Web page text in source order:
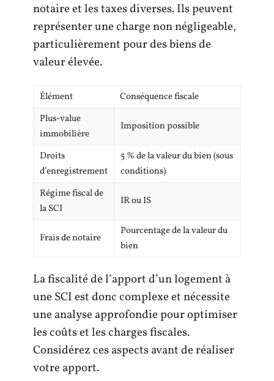
notaire et les taxes diverses. Ils peuvent
représenter une charge non négligeable,
particulièrement pour des biens de
valeur élevée.
Élément
Conséquence fiscale
Plus-value
immobilière
Imposition possible
Droits
d’enregistrement
5 % de la valeur du bien (sous
conditions)
Régime fiscal de
la SCI
IR ou IS
Frais de notaire
Pourcentage de la valeur du
bien
La fiscalité de l’apport d’un logement à
une SCI est donc complexe et nécessite
une analyse approfondie pour optimiser
les coûts et les charges fiscales.
Considérez ces aspects avant de réaliser
votre apport.